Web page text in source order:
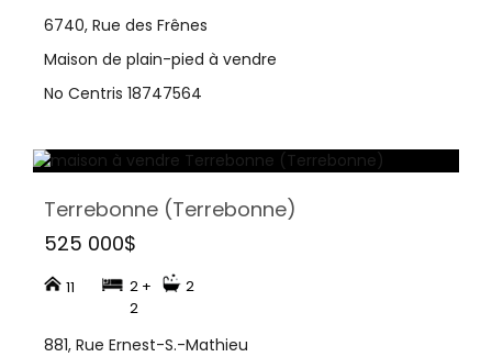
6740, Rue des Frênes
Maison de plain-pied à vendre
No Centris 18747564
Terrebonne (Terrebonne)
525 000$
11
2 +
2
2
881, Rue Ernest-S.-Mathieu